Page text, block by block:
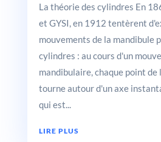
La théorie des cylindres En
et GYSI, en 1912 tentèrent
mouvements de la mandibule
cylindres : au cours d'un
mandibulaire, chaque point de
tourne autour d'un axe
qui est...
LIRE PLUS